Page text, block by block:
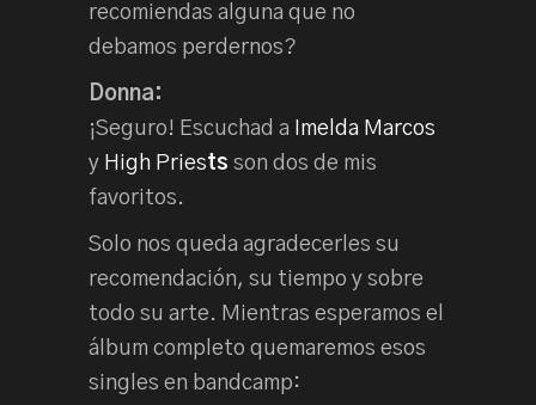
recomiendas alguna que no
debamos perdernos?
Donna:
¡Seguro! Escuchad a
Imelda Marcos
y High Priests son dos de mis
favoritos.
Solo nos queda agradecerles su
recomendación, su tiempo y sobre
todo su arte. Mientras esperamos el
álbum completo quemaremos esos
singles en bandcamp: